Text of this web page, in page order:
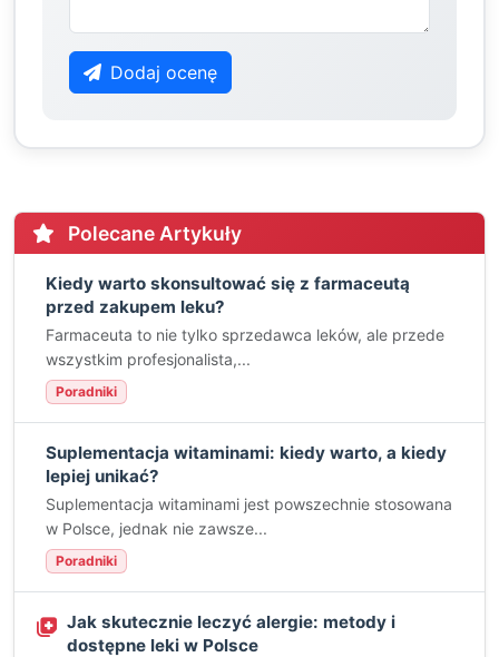
Dodaj ocenę
Polecane Artykuły
Kiedy warto skonsultować się z farmaceutą
przed zakupem leku?
Farmaceuta to nie tylko sprzedawca leków, ale przede
wszystkim profesjonalista,...
Poradniki
Suplementacja witaminami: kiedy warto, a kiedy
lepiej unikać?
Suplementacja witaminami jest powszechnie stosowana
w Polsce, jednak nie zawsze...
Poradniki
Jak skutecznie leczyć alergie: metody i
dostępne leki w Polsce